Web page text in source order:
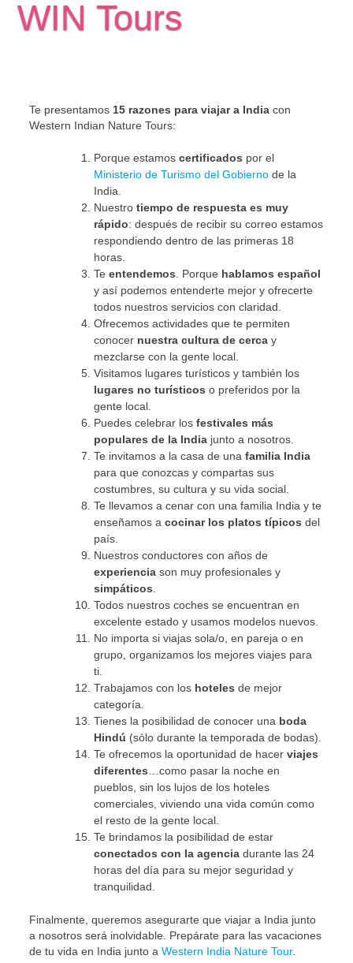
WIN Tours
Te presentamos 15 razones para viajar a India con
Western Indian Nature Tours:
Porque estamoscertificados por el
Ministerio de Turismo del Gobierno de la
India.
Nuestrotiempo de respuesta es muy
rápido: después de recibir su correo estamos
respondiendo dentro de las primeras 18
horas.
Teentendemos . Porque hablamos español
y así podemos entenderte mejor y ofrecerte
todos nuestros servicios con claridad.
Ofrecemos actividades que te permiten
conocer nuestra cultura de cerca y
mezclarse con la gente local.
Visitamos lugares turísticos y también los
lugares no turísticos o preferidos por la
gente local.
Puedes celebrar losfestivales más
populares de la India junto a nosotros.
Te invitamos a la casa de unafamilia India
para que conozcas y compartas sus
costumbres, su cultura y su vida social.
Te llevamos a cenar con una familia India y te
enseñamos acocinar los platos típicos del
país.
Nuestros conductores con años de
experiencia son muy profesionales y
simpáticos
Todos nuestros coches se encuentran en
excelente estado y usamos modelos nuevos.
No importa si viajas sola/o, en pareja o en
grupo, organizamos los mejores viajes para
ti.
Trabajamos con los hoteles de mejor
categoría.
Tienes la posibilidad de conocer una boda
Hindú (sólo durante la temporada de bodas).
Te ofrecemos la oportunidad de hacerviajes
diferentes …como pasar la noche en
pueblos, sin los lujos de los hoteles
comerciales, viviendo una vida común como
el resto de la gente local.
Te brindamos la posibilidad de estar
conectados con la agencia durante las 24
horas del día para su mejor seguridad y
tranquilidad.
Finalmente, queremos asegurarte que viajar a India junto
a nosotros será inolvidable. Prepárate para las vacaciones
de tu vida en India junto aWestern India Nature Tour.